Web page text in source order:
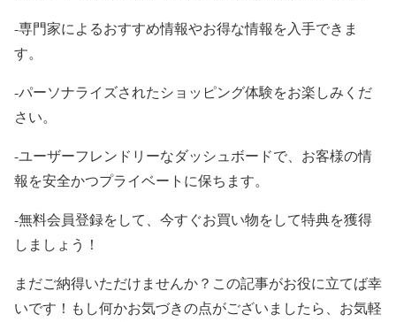
-専門家によるおすすめ情報やお得な情報を入手できま
す。
-パーソナライズされたショッピング体験をお楽しみくだ
さい。
-ユーザーフレンドリーなダッシュボードで、お客様の情
報を安全かつプライベートに保ちます。
-無料会員登録をして、今すぐお買い物をして特典を獲得
しましょう！
まだご納得いただけませんか？この記事がお役に立てば幸
いです！もし何かお気づきの点がございましたら、お気軽